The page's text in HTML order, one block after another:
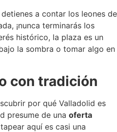
a contar los leones de
¡nunca terminarás los
histórico, la plaza es un
la sombra o tomar algo en
con tradición
por qué Valladolid es
presume de una oferta
aquí es casi una